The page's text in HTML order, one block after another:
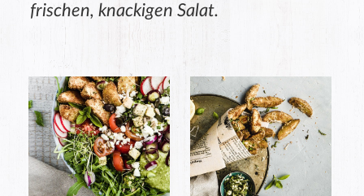
frischen, knackigen Salat.